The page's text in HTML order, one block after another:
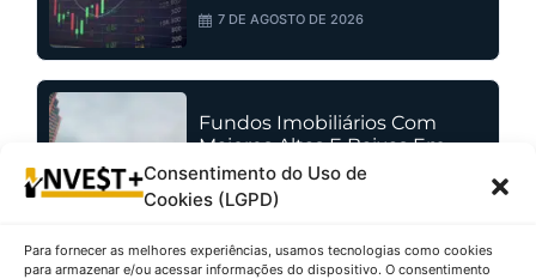
Consentimento do Uso de
Cookies (LGPD)
Para fornecer as melhores experiências, usamos tecnologias como cookies
para armazenar e/ou acessar informações do dispositivo. O consentimento
7 DE AGOSTO DE 2026
Fundos Imobiliários Com
Maiores Altas E Baixas Em
07/08/2026
7 DE AGOSTO DE 2026